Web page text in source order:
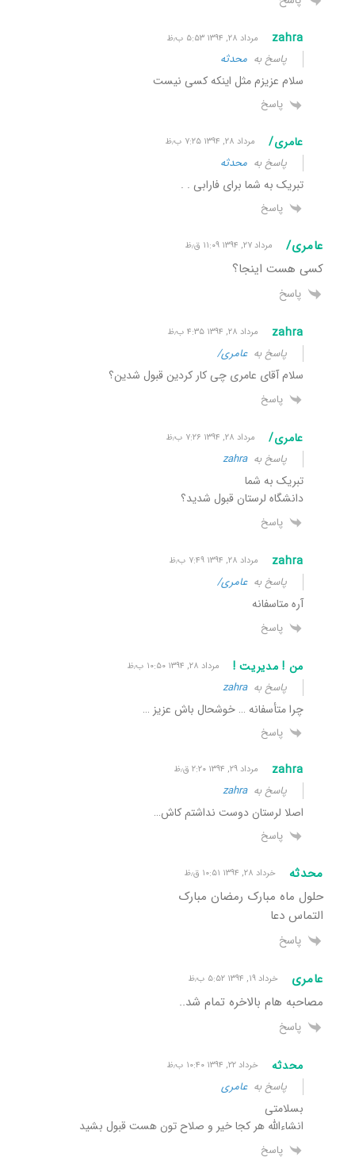
zahra مرداد ۲۸, ۱۳۹۴ ۵:۵۳ ب٫ظ
پاسخ به محدثه
سلام عزیزم مثل اینکه کسی نیست
پاسخ
عامری/ مرداد ۲۸, ۱۳۹۴ ۷:۲۵ ب٫ظ
پاسخ به محدثه
تبریک به شما برای فارابی . .
پاسخ
عامری/ مرداد ۲۷, ۱۳۹۴ ۱۱:۰۹ ق٫ظ
کسی هست اینجا؟
پاسخ
zahra مرداد ۲۸, ۱۳۹۴ ۴:۳۵ ب٫ظ
پاسخ بهعامری/
سلام آقای عامری چی کار کردین قبول شدین؟
پاسخ
عامری/ مرداد ۲۸, ۱۳۹۴ ۷:۲۶ ب٫ظ
پاسخ بهzahra
تبریک به شما
دانشگاه لرستان قبول شدید؟
پاسخ
zahra مرداد ۲۸, ۱۳۹۴ ۷:۴۹ ب٫ظ
پاسخ بهعامری/
آره متاسفانه
پاسخ
من ! مدیریت ! مرداد ۲۸, ۱۳۹۴ ۱۰:۵۰ ب٫ظ
پاسخ بهzahra
چرا متأسفانه … خوشحال باش عزیز …
پاسخ
zahra مرداد ۲۹, ۱۳۹۴ ۲:۲۰ ق٫ظ
پاسخ بهzahra
اصلا لرستان دوست نداشتم کاش…
پاسخ
محدثه خرداد ۲۸, ۱۳۹۴ ۱۰:۵۱ ق٫ظ
حلول ماه مبارک رمضان مبارک
التماس دعا
پاسخ
عامری خرداد ۱۹, ۱۳۹۴ ۵:۵۲ ب٫ظ
مصاحبه هام بالاخره تمام شد..
پاسخ
محدثه خرداد ۲۲, ۱۳۹۴ ۱۰:۴۰ ب٫ظ
پاسخ بهعامری
بسلامتی
انشاءالله هر کجا خیر و صلاح تون هست قبول بشید
پاسخ